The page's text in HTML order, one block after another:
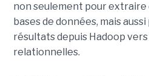
non seulement pour extraire
bases de données, mais
résultats depuis Hadoop vers
relationnelles.